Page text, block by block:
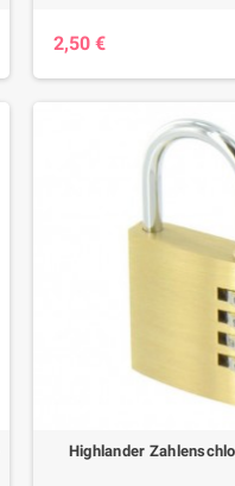
2,50 €
Highlander